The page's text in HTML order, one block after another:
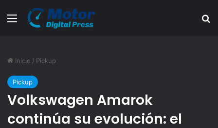
Menú
Inicio / Pickup
Pickup
Volkswagen Amarok
continúa su evolución: el